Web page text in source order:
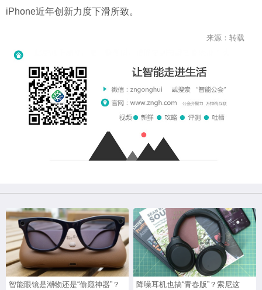
iPhone近年创新力度下滑所致。
来源：转载
智能眼镜是潮物还是“偷窥神器”？
降噪耳机也搞“青春版”？索尼这